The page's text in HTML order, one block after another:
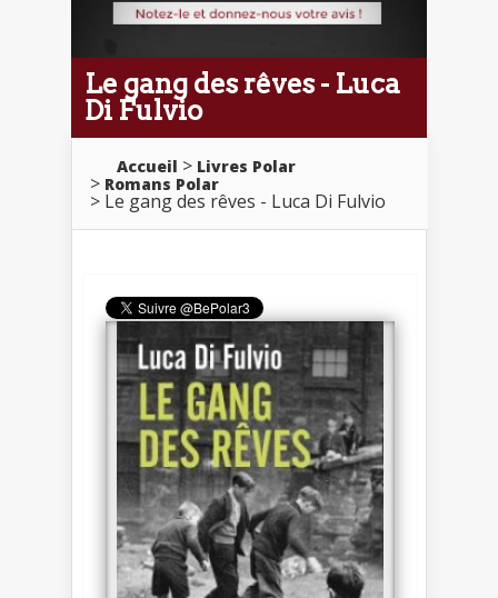
Le gang des rêves - Luca
Di Fulvio
Accueil
Livres Polar
Romans Polar
Le gang des rêves - Luca Di Fulvio